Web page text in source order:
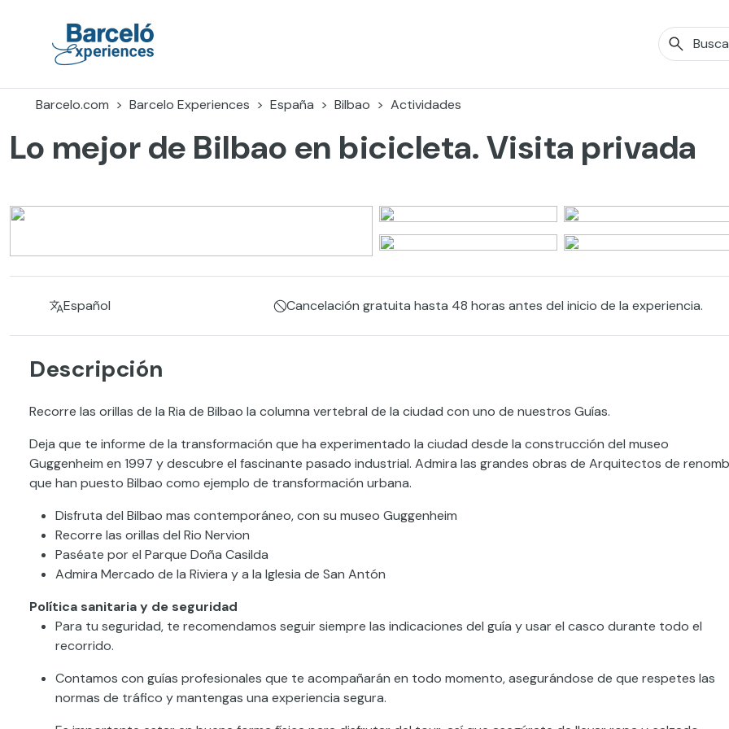
Barcelo.com
Barcelo Experiences España Bilbao Actividades
Lo mejor de Bilbao en bicicleta. Visita privada
Español Cancelación gratuita hasta 48 horas antes del inicio de la experiencia.
Descripción
Recorre las orillas de la Ria de Bilbao la columna vertebral de la ciudad con uno de nuestros Guías.
Deja que te informe de la transformación que ha experimentado la ciudad desde la construcción del museo
Guggenheim en 1997 y descubre el fascinante pasado industrial. Admira las grandes obras de Arquitectos de
que han puesto Bilbao como ejemplo de transformación urbana.
Disfruta del Bilbao mas contemporáneo, con su museo Guggenheim
Recorre las orillas del Rio Nervion
Paséate por el Parque Doña Casilda
Admira Mercado de la Riviera y a la Iglesia de San Antón
Política sanitaria y de seguridad
Para tu seguridad, te recomendamos seguir siempre las indicaciones del guía y usar el casco durante todo el
recorrido.
Contamos con guías profesionales que te acompañarán en todo momento, asegurándose de que respetes las
normas de tráfico y mantengas una experiencia segura.